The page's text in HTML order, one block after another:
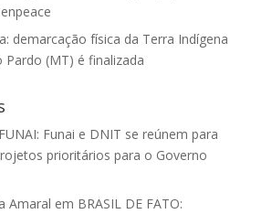
demarcação física da Terra Indígena
Pardo (MT) é finalizada
FUNAI: Funai e DNIT se reúnem para
prioritários para o Governo
Amaral em BRASIL DE FATO: